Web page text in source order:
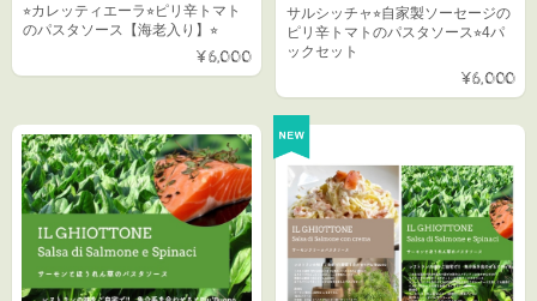
⭐︎カレッティエーラ⭐︎ピリ辛トマト
のパスタソース【海老入り】⭐︎
¥6,000
サルシッチャ⭐︎自家製ソーセージの
ピリ辛トマトのパスタソース⭐︎4パ
ックセット
¥6,000